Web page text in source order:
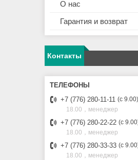
О нас
Гарантия и возврат
Контакты
+7 (776) 280-11-11 с 9.00
18.00，менеджер
+7 (776) 280-22-22 с 9.00
18.00，менеджер
+7 (776) 280-33-33 с 9.00
18.00，менеджер